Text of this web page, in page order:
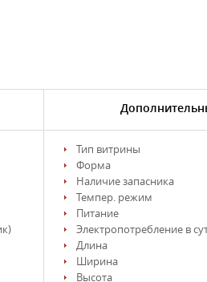
Тип витрины
Форма
Наличие запасника
Темпер. режим
Питание
Электропотребление в
Длина
Ширина
Высота